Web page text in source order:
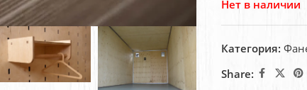
Нет в наличии
Категория:
Share: